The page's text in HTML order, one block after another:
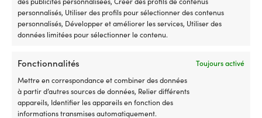
personnalisés, Utiliser des profils pour sélectionner des contenus
personnalisés, Développer et améliorer les services, Utiliser des
données limitées pour sélectionner le contenu.
Fonctionnalités
Toujours activé
Mettre en correspondance et combiner des données
à partir d’autres sources de données, Relier différents
appareils, Identifier les appareils en fonction des
informations transmises automatiquement.
Terminaux de câble